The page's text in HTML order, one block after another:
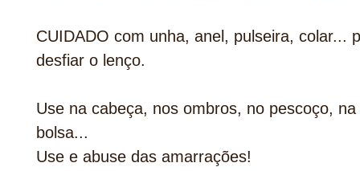
CUIDADO com unha, anel, pulseira, colar...
desfiar o lenço.
Use na cabeça, nos ombros, no pescoço,
bolsa...
Use e abuse das amarrações!